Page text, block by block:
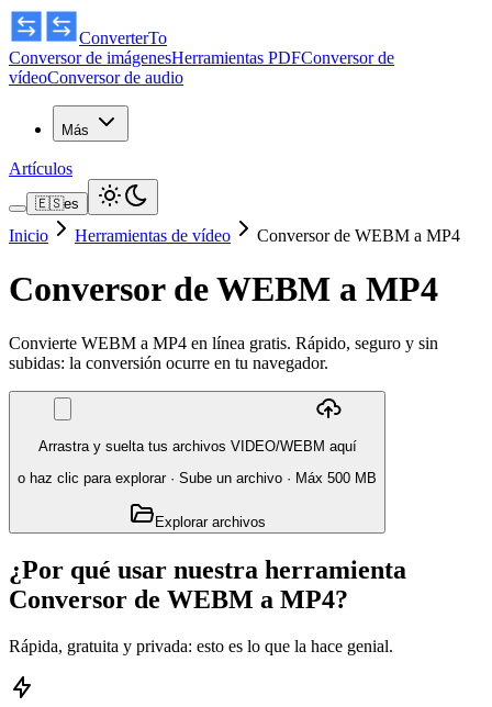
ConverterTo
Conversor de imágenesHerramientas PDFConversor de
vídeoConversor de audio
Más
Artículos
🇪🇸es
Inicio Herramientas de vídeo Conversor de WEBM a MP4
Conversor de WEBM a MP4
Convierte WEBM a MP4 en línea gratis. Rápido, seguro y sin
subidas: la conversión ocurre en tu navegador.
Arrastra y suelta tus archivos VIDEO/WEBM aquí
o haz clic para explorar· Sube un archivo · Máx 500 MB
Explorar archivos
¿Por qué usar nuestra herramienta
Conversor de WEBM a MP4?
Rápida, gratuita y privada: esto es lo que la hace genial.